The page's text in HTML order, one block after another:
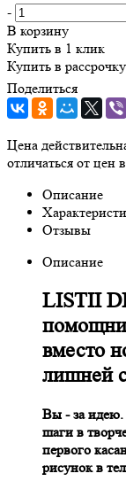
-
В корзину
Купить в 1 клик
Купить в рассрочку
Поделиться
Цена
отличаться от цен
Описание
Отзывы
Описание
LISTII
вместо
лишней
Вы - за идею.
шаги в
первого
рисунок в